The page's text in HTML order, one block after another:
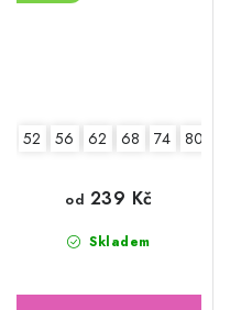
52 56 62 68 74 80
Skladem
od 239 Kč